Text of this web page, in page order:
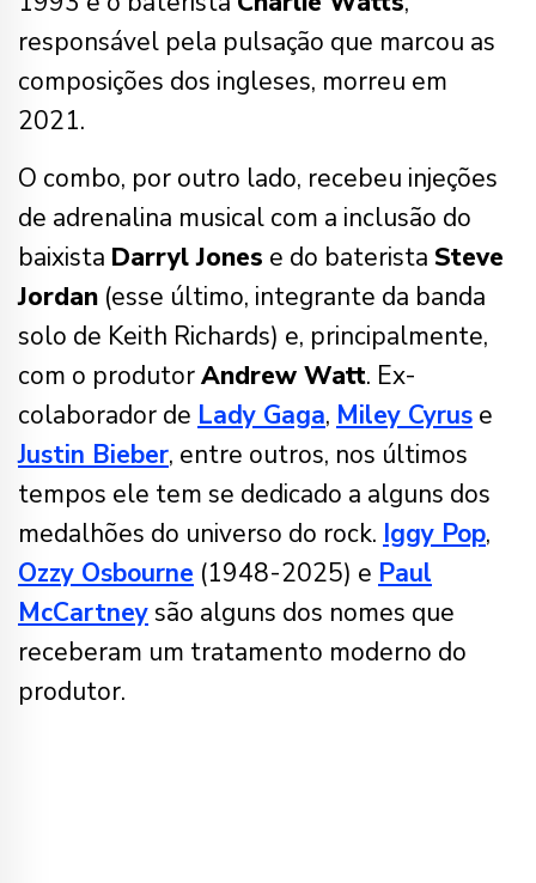
responsável pela pulsação que marcou as
composições dos ingleses, morreu em
2021.
O combo, por outro lado, recebeu injeções
de adrenalina musical com a inclusão do
baixista Darryl Jones e do baterista Steve
Jordan (esse último, integrante da banda
solo de Keith Richards) e, principalmente,
com o produtorAndrew Watt. Ex-
colaborador de Lady Gaga, Miley Cyrus e
Justin Bieber, entre outros, nos últimos
tempos ele tem se dedicado a alguns dos
medalhões do universo do rock. Iggy Pop,
Ozzy Osbourne (1948-2025) e Paul
McCartneysão alguns dos nomes que
receberam um tratamento moderno do
produtor.